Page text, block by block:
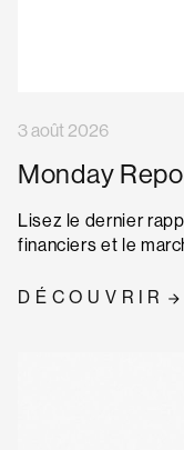
3 août 2026
Monday
Lisez le dernier
financiers et le
DÉCOUVRIR